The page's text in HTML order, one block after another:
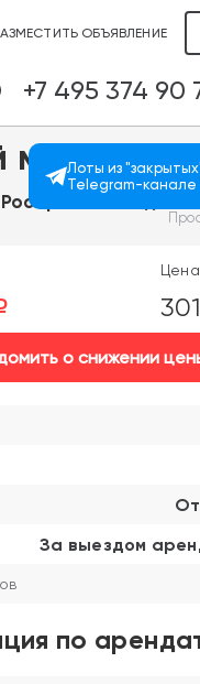
ОБЪЯВЛЕНИЕ
+7 495 374 90
мир
д. 5
о снижении
За выездом
по
Лоты из
Telegram-канале